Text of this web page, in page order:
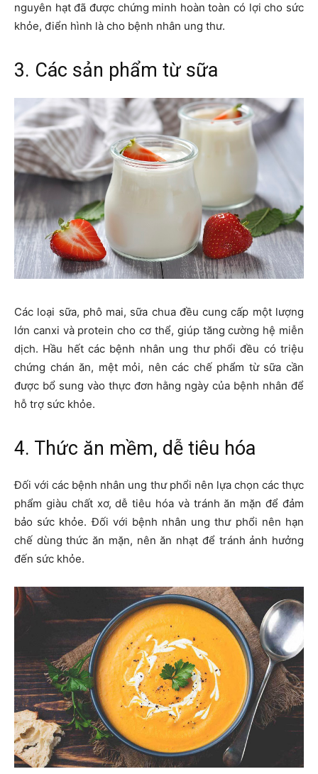
nguyên hạt đã được chứng minh hoàn toàn có lợi cho sức
khỏe, điển hình là cho bệnh nhân ung thư.
3. Các sản phẩm từ sữa
Các loại sữa, phô mai, sữa chua đều cung cấp một lượng
lớn canxi và protein cho cơ thể, giúp tăng cường hệ miễn
dịch. Hầu hết các bệnh nhân ung thư phổi đều có triệu
chứng chán ăn, mệt mỏi, nên các chế phẩm từ sữa cần
được bổ sung vào thực đơn hằng ngày của bệnh nhân để
hỗ trợ sức khỏe.
4. Thức ăn mềm, dễ tiêu hóa
Đối với các bệnh nhân ung thư phổi nên lựa chọn các thực
phẩm giàu chất xơ, dễ tiêu hóa và tránh ăn mặn để đảm
bảo sức khỏe. Đối với bệnh nhân ung thư phổi nên hạn
chế dùng thức ăn mặn, nên ăn nhạt để tránh ảnh hưởng
đến sức khỏe.